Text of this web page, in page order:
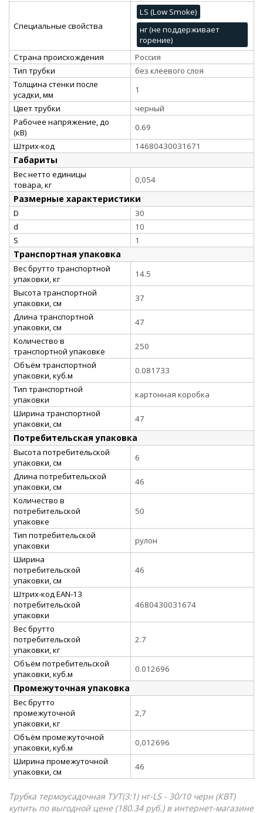
Специальные свойства
LS (Low Smoke)
нг (не поддерживает
горение)
Страна происхождения
Россия
Тип трубки
без клеевого слоя
Толщина стенки после
усадки, мм
1
Цвет трубки
черный
Рабочее напряжение, до
(кВ)
0.69
Штрих-код
14680430031671
Габариты
Вес нетто единицы
товара, кг
0,054
Размерные характеристики
D
30
d
10
S
1
Транспортная упаковка
Вес брутто транспортной
упаковки, кг
14.5
Высота транспортной
упаковки, см
37
Длина транспортной
упаковки, см
47
Количество в
транспортной упаковке
250
Объём транспортной
упаковки, куб.м
0.081733
Тип транспортной
упаковки
картонная коробка
Ширина транспортной
упаковки, см
47
Потребительская упаковка
Высота потребительской
упаковки, см
6
Длина потребительской
упаковки, см
46
Количество в
потребительской
упаковке
50
Тип потребительской
упаковки
рулон
Ширина
потребительской
упаковки, см
46
Штрих-код EAN-13
потребительской
упаковки
4680430031674
Вес брутто
потребительской
упаковки, кг
2.7
Объём потребительской
упаковки, куб.м
0.012696
Промежуточная упаковка
Вес брутто
промежуточной
упаковки, кг
2,7
Объём промежуточной
упаковки, куб.м
0,012696
Ширина промежуточной
упаковки, см
46
Трубка термоусадочная ТУТ(3:1) нг-LS - 30/10 черн (КВТ)
купить по выгодной цене (180.34 руб.) в интернет-магазине